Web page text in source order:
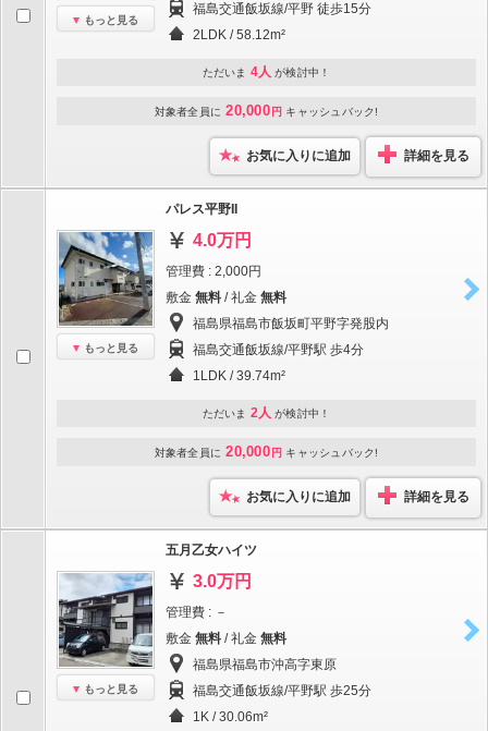
もっと見る
福島交通飯坂線/平野 徒歩15分
2LDK / 58.12m²
ただいま 4人 が検討中！
対象者全員に 20,000 円 キャッシュバック!
お気に入りに追加 詳細を見る
もっと見る
パレス平野II
4.0万円
管理費 : 2,000円
敷金 無料 / 礼金 無料
福島県福島市飯坂町平野字発股内
福島交通飯坂線/平野駅 歩4分
1LDK / 39.74m²
ただいま 2人 が検討中！
対象者全員に 20,000 円 キャッシュバック!
お気に入りに追加 詳細を見る
もっと見る
五月乙女ハイツ
3.0万円
管理費 : －
敷金 無料 / 礼金 無料
福島県福島市沖高字東原
福島交通飯坂線/平野駅 歩25分
1K / 30.06m²